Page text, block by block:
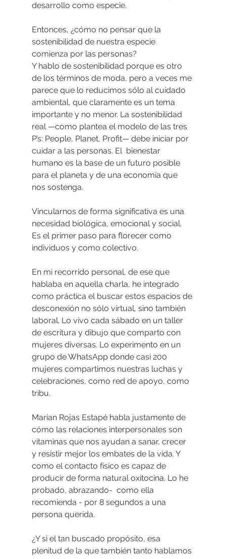
desarrollo como especie.
Entonces, ¿cómo no pensar que la
sostenibilidad de nuestra especie
comienza por las personas?
Y hablo de sostenibilidad porque es otro
de los términos de moda, pero a veces me
parece que lo reducimos sólo al cuidado
ambiental, que claramente es un tema
importante y no menor. La sostenibilidad
real —como plantea el modelo de las tres
P’s: People, Planet, Profit— debe iniciar por
cuidar a las personas. El  bienestar
humano es la base de un futuro posible
para el planeta y de una economía que
nos sostenga.
Vincularnos de forma significativa es una
necesidad biológica, emocional y social.
Es el primer paso para florecer como
individuos y como colectivo.
En mi recorrido personal, de ese que
hablaba en aquella charla, he integrado
como práctica el buscar estos espacios de
desconexión no sólo virtual, sino también
laboral. Lo vivo cada sábado en un taller
de escritura y dibujo que comparto con
mujeres diversas. Lo experimento en un
grupo de WhatsApp donde casi 200
mujeres compartimos nuestras luchas y
celebraciones, como red de apoyo, como
tribu.
Marian Rojas Estapé habla justamente de
cómo las relaciones interpersonales son
vitaminas que nos ayudan a sanar, crecer
y resistir mejor los embates de la vida. Y
como el contacto físico es capaz de
producir de forma natural oxitocina. Lo he
probado, abrazando-  como ella
recomienda - por 8 segundos a una
persona querida.
¿Y si el tan buscado propósito, esa
plenitud de la que también tanto hablamos